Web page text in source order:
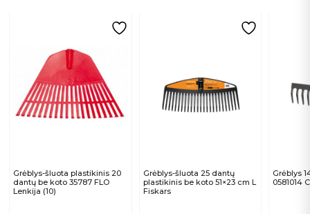
Grėblys-šluota plastikinis 20
dantų be koto 35787 FLO
Lenkija (10)
Grėblys-šluota 25 dantų
plastikinis be koto 51×23 cm L
Fiskars
Grėblys
0581014